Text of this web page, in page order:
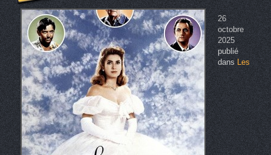
26
octobre
2025
publié
dansLes